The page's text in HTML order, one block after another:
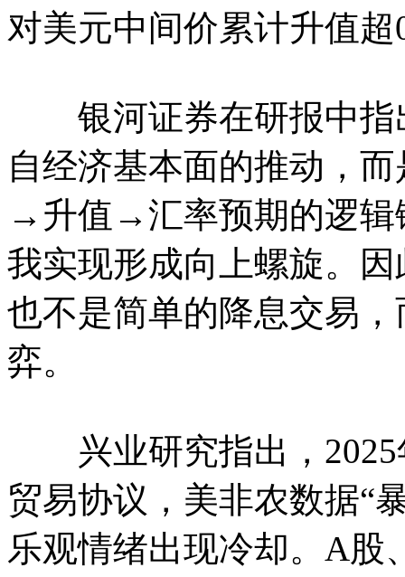
对美元中间价累计升值超
银河证券在研报中指
自经济基本面的推动，
→升值→汇率预期的逻辑
我实现形成向上螺旋。
也不是简单的降息交易
弈。
兴业研究指出，2025
贸易协议，美非农数据“
乐观情绪出现冷却。A股